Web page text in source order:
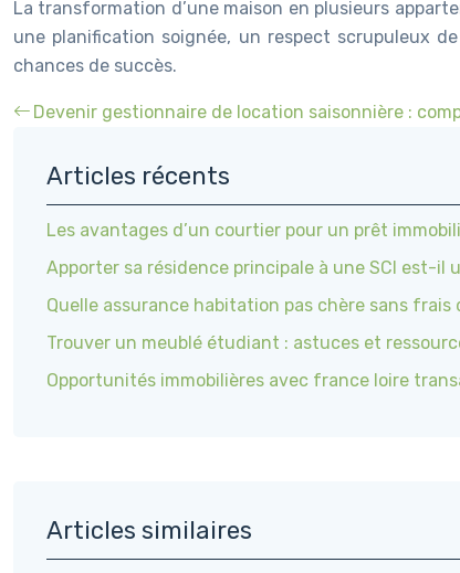
La transformation d’une maison en plusieurs
une planification soignée, un respect scrupuleux
chances de succès.
Devenir gestionnaire de location saisonnière :
Articles récents
Les avantages d’un courtier pour un prêt
Apporter sa résidence principale à une SCI est-il
Quelle assurance habitation pas chère sans frais
Trouver un meublé étudiant : astuces et
Opportunités immobilières avec france loire
Articles similaires